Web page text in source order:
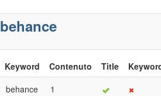
behance
Keyword Contenuto Title
behance
1